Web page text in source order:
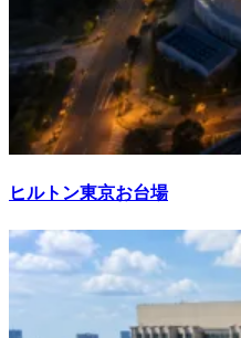
ヒルトン東京お台場